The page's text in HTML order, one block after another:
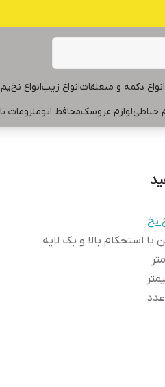
انواع دکمه و متعلقاتانواع زیپانواع نخ
خیاطیلوازم عروسکمحافظ اتوملزومات
نخ
با استحکام بالا و بک لایه